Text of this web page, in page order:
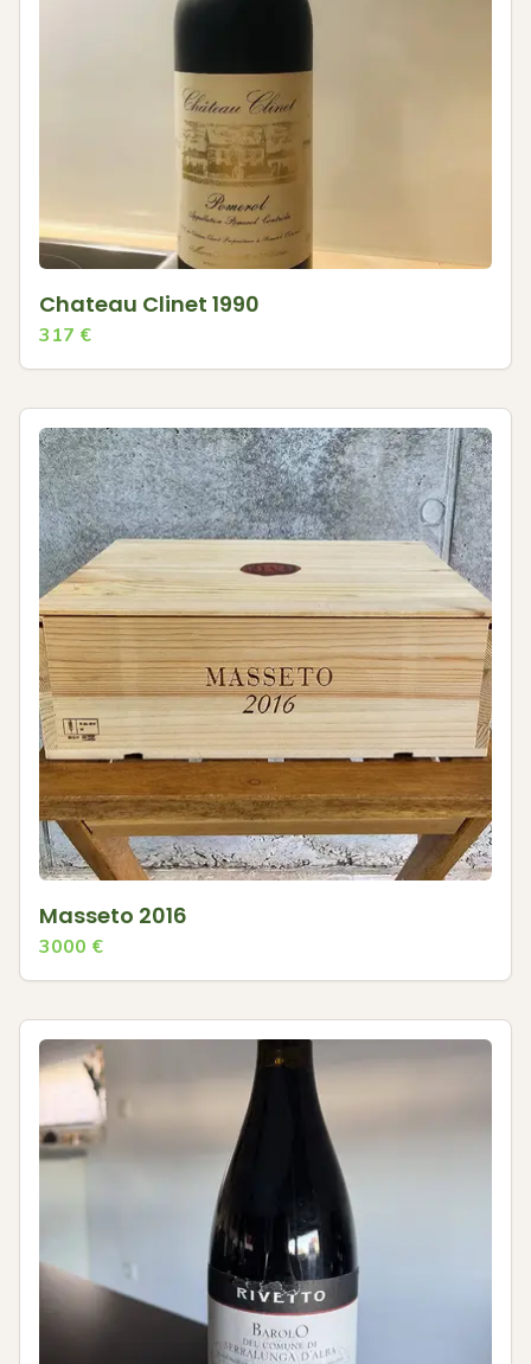
Chateau Clinet 1990
317 €
Masseto 2016
3000 €